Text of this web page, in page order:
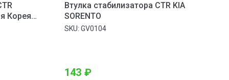
Корея
Втулка стабилизатора CTR KIA
SORENTO
SKU: GV0104
143 ₽